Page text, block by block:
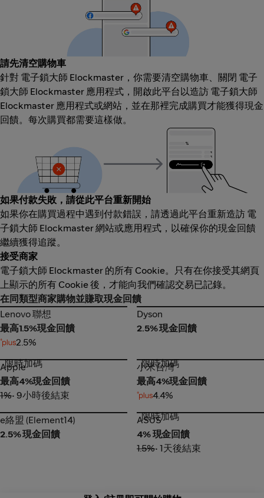
請先清空購物車
針對 電子鎖大師 Elockmaster，你需要清空購物車、關閉 電子
鎖大師 Elockmaster 應用程式，開啟此平台以造訪 電子鎖大師
Elockmaster 應用程式或網站，並在那裡完成購買才能獲得現金
回饋。每次購買都需要這樣做。
如果付款失敗，請從此平台重新開始
如果你在購買過程中遇到付款錯誤，請透過此平台重新造訪 電
子鎖大師 Elockmaster 網站或應用程式，以確保你的現金回饋
繼續獲得追蹤。
接受商家
電子鎖大師 Elockmaster 的所有 Cookie。只有在你接受其網頁
上顯示的所有 Cookie 後，才能向我們確認交易已記錄。
在同類型商家購物並賺取現金回饋
Lenovo 聯想
Lenovo 聯想
最高1.5%現金回饋
2.5%
Dyson
Dyson
2.5% 現金回饋
Apple
限時加碼
Apple
最高4%現金回饋
1%• 9小時後結束
小米台灣
限時加碼
小米台灣
最高4%現金回饋
4.4%
e絡盟 (Element14)
e絡盟 (Element14)
2.5% 現金回饋
ASUS
限時加碼
ASUS
4% 現金回饋
1.5%• 1天後結束